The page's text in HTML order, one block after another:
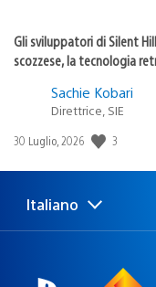
Gli sviluppatori di Silent
scozzese, la tecnologia
Sachie Kobari
Direttrice, SIE
Data
pubblicazione:
30 Luglio, 2026 3
Seleziona
una
Regione
attuale:
Italiano